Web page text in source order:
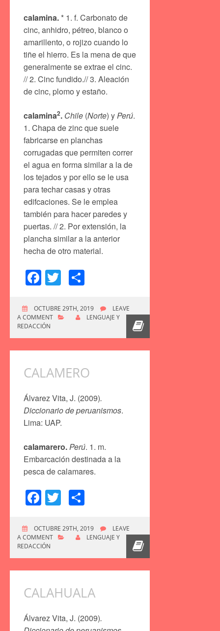
calamina. * 1. f. Carbonato de
cinc, anhidro, pétreo, blanco o
amarillento, o rojizo cuando lo
tiñe el hierro. Es la mena de que
generalmente se extrae el cinc.
// 2. Cinc fundido.// 3. Aleación
de cinc, plomo y estaño.
calamina2. Chile (Norte) yPerú.
1. Chapa de zinc que suele
fabricarse en planchas
corrugadas que permiten correr
el agua en forma similar a la de
los tejados y por ello se le usa
para techar casas y otras
edifcaciones. Se le emplea
también para hacer paredes y
puertas. // 2. Por extensión, la
plancha similar a la anterior
hecha de otro material.
Facebook
Twitter
OCTUBRE 29TH, 2019
LEAVE
A COMMENT
LENGUAJE Y
REDACCIÓN
CALAMERO
Álvarez Vita, J. (2009).
Diccionario de peruanismos.
Lima: UAP.
calamarero.Perú. 1. m.
Embarcación destinada a la
pesca de calamares.
Facebook
Twitter
OCTUBRE 29TH, 2019
LEAVE
A COMMENT
LENGUAJE Y
REDACCIÓN
CALAHUALA
Álvarez Vita, J. (2009).